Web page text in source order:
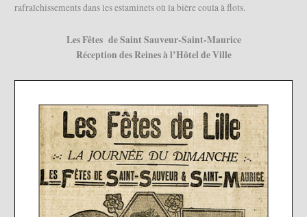
rafraîchissements dans les estaminets où la bière coula à flots.
Les Fêtes de Saint Sauveur-Saint-Maurice
Réception des Reines à l’Hôtel de Ville